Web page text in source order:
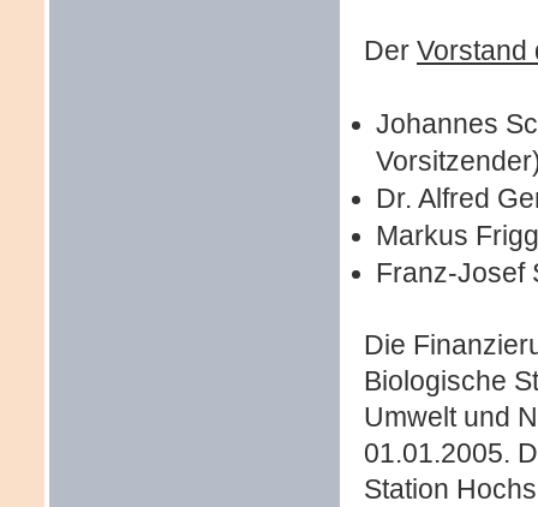
Der Vorstand
Johannes
Dr. Alfred
Markus
Franz-Josef
Die
Biologische
Umwelt und
01.01.2005.
Station